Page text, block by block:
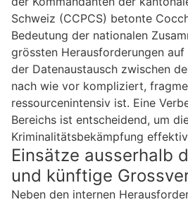
Schweiz (CCPCS) betonte
Bedeutung der nationalen
grössten Herausforderungen
der Datenaustausch zwischen
nach wie vor kompliziert,
ressourcenintensiv ist. Eine
Bereichs ist entscheidend, um
Kriminalitätsbekämpfung
Einsätze ausserhalb
und künftige
Neben den internen